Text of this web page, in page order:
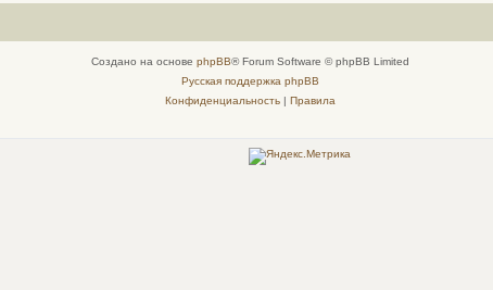
Создано на основе phpBB® Forum Software © phpBB Limited
Русская поддержка phpBB
Конфиденциальность| Правила